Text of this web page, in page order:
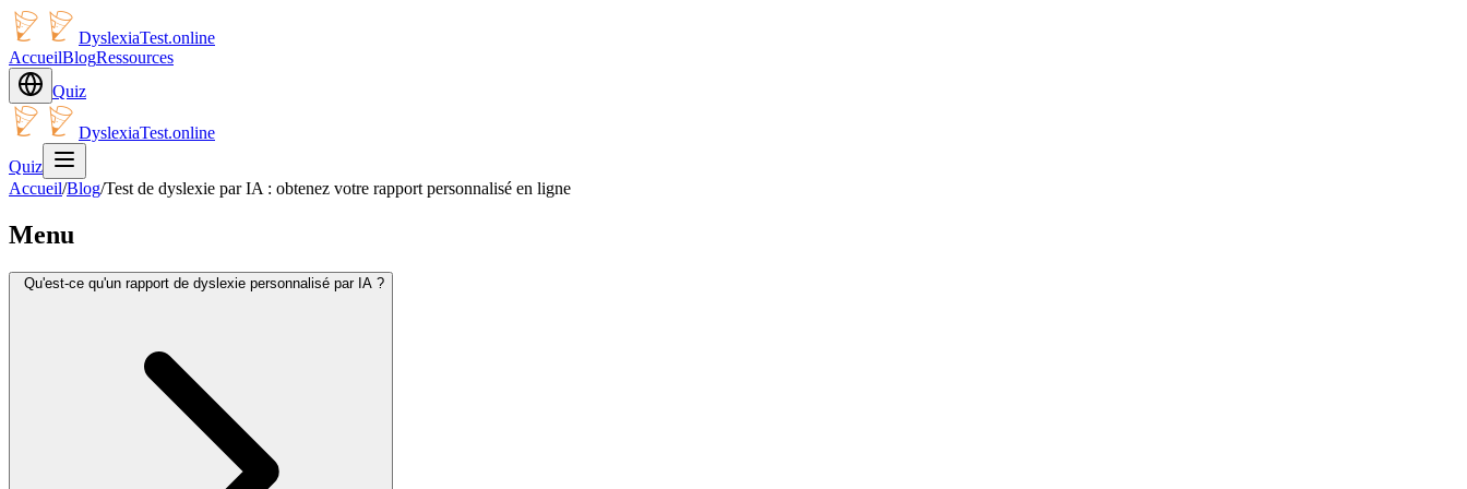
DyslexiaTest.online
AccueilBlogRessources
Quiz
DyslexiaTest.online
Quiz
Accueil/Blog/Test de dyslexie par IA : obtenez votre rapport personnalisé en ligne
Menu
Qu'est-ce qu'un rapport de dyslexie personnalisé par IA ?